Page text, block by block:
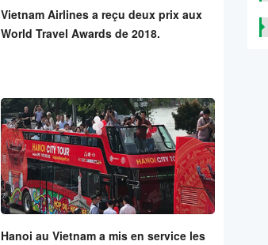
Vietnam Airlines a reçu deux prix aux
World Travel Awards de 2018.
Hanoi au Vietnam a mis en service les